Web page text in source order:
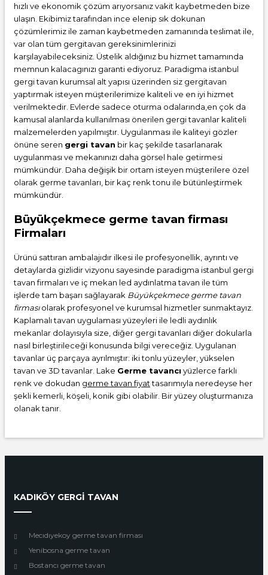
hızlı ve ekonomik çözüm arıyorsanız vakit kaybetmeden bize
ulaşın. Ekibimiz tarafından ince elenip sık dokunan
çözümlerimiz ile zaman kaybetmeden zamanında teslimat ile,
var olan tüm gergitavan gereksinimlerinizi
karşılayabileceksiniz. Üstelik aldığınız bu hizmet tamamında
memnun kalacagınızı garanti ediyoruz. Paradigma istanbul
gergi tavan kurumsal alt yapısı üzerinden siz gergitavan
yaptırmak isteyen müşterilerimize kaliteli ve en iyi hizmet
verilmektedir. Evlerde sadece oturma odalarında,en çok da
kamusal alanlarda kullanılması önerilen gergi tavanlar kaliteli
malzemelerden yapılmıştır. Uygulanması ile kaliteyi gözler
önüne seren gergi tavan bir kaç şekilde tasarlanarak
uygulanması ve mekanınızı daha görsel hale getirmesi
mümkündür. Daha değişik bir ortam isteyen müşterilere özel
olarak germe tavanları, bir kaç renk tonu ile bütünleştirmek
mümkündür.
Büyükçekmece germe tavan firması
Firmaları
Ürünü sattıran ambalajıdır ilkesi ile profesyonellik, ayrıntı ve
detaylarda gizlidir vizyonu sayesinde paradigma istanbul gergi
tavan firmaları ve iç mekan led aydınlatma tavan ile tüm
işlerde tam başarı sağlayarak Büyükçekmece germe tavan
firmasıolarak profesyonel ve kurumsal hizmetler sunmaktayız.
Kaplamalı tavan uygulaması yüzeyleri ile ledli aydınlık
mekanlar dolayısıyla size, diğer gergi tavanları diğer dokularla
nasıl birleştirileceği konusunda bilgi vereceğiz. Uygulanan
tavanlar üç parçaya ayrılmıştır: iki tonlu yüzeyler, yükselen
tavan ve 3D tavanlar. Lake Germe tavancı yüzlerce farklı
renk ve dokudan germe tavan fiyattasarımıyla neredeyse her
şekli kemerli, köşeli, konik gibi olabilir. Bir yüzey oluşturmanıza
olanak tanır.
KADIKÖY GERGİ TAVAN
Mecıdıyekoy germe tavan firması
Yenibosna germe tavan
Bostancı germe tavan